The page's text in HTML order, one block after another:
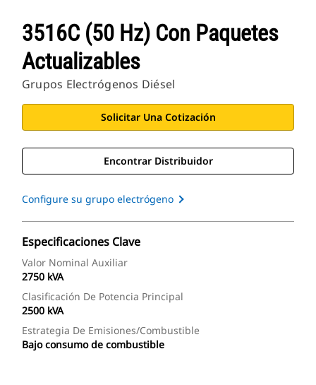
3516C (50 Hz) Con Paquetes
Actualizables
Grupos Electrógenos Diésel
Solicitar Una Cotización
Encontrar Distribuidor
Configure su grupo electrógeno
Especificaciones Clave
Valor Nominal Auxiliar
2750 kVA
Clasificación De Potencia Principal
2500 kVA
Estrategia De Emisiones/combustible
Bajo consumo de combustible